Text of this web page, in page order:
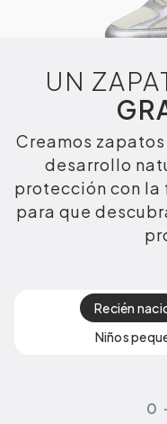
UN
Creamos
desarrollo
protección con
para que
Recién
Niños
0